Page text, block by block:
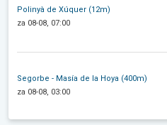
Polinyà de Xúquer (12m)
za 08-08, 07:00
Segorbe - Masía de la Hoya (400m)
za 08-08, 03:00